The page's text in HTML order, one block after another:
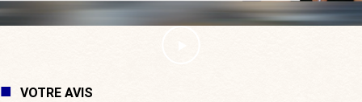
VOTRE AVIS